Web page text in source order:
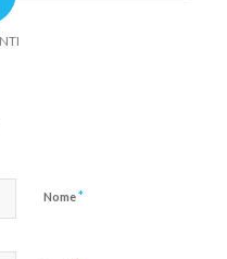
Nome*